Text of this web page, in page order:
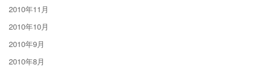
2010年11月
2010年10月
2010年9月
2010年8月